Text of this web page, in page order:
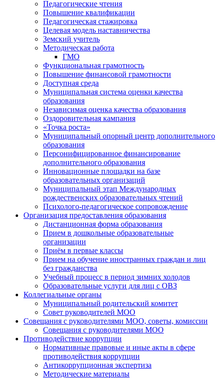
Педагогические чтения
Повышение квалификации
Педагогическая стажировка
Целевая модель наставничества
Земский учитель
Методическая работа
ГМО
Функциональная грамотность
Повышение финансовой грамотности
Доступная среда
Муниципальная система оценки качества
образования
Независимая оценка качества образования
Оздоровительная кампания
«Точка роста»
Муниципальный опорный центр дополнительного
образования
Персонифицированное финансирование
дополнительного образования
Инновационные площадки на базе
образовательных организаций
Муниципальный этап Международных
рождественских образовательных чтений
Психолого-педагогическое сопровождение
Организация предоставления образования
Дистанционная форма образования
Прием в дошкольные образовательные
организации
Приём в первые классы
Прием на обучение иностранных граждан и лиц
без гражданства
Учебный процесс в период зимних холодов
Образовательные услуги для лиц с ОВЗ
Коллегиальные органы
Муниципальный родительский комитет
Совет руководителей МОО
Совещания с руководителями МОО, советы, комиссии
Совещания с руководителями МОО
Противодействие коррупции
Нормативные правовые и иные акты в сфере
противодействия коррупции
Антикоррупционная экспертиза
Методические материалы